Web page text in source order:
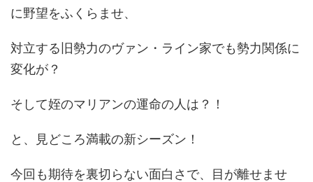
に野望をふくらませ、
対立する旧勢力のヴァン・ライン家でも勢力関係に
変化が？
そして姪のマリアンの運命の人は？！
と、見どころ満載の新シーズン！
今回も期待を裏切らない面白さで、目が離せませ